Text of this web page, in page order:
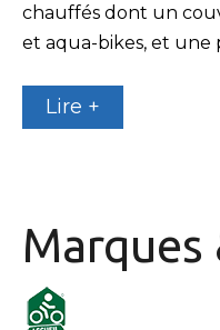
chauffés dont un
et aqua-bikes, et une
Lire +
Marques